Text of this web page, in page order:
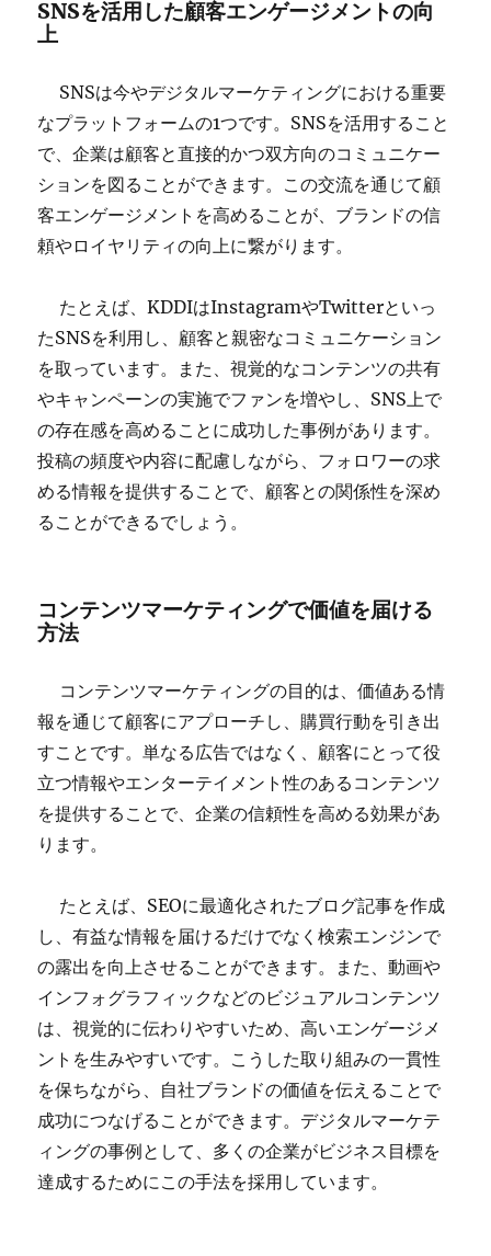
SNSを活用した顧客エンゲージメントの向
上
SNSは今やデジタルマーケティングにおける重要
なプラットフォームの1つです。SNSを活用すること
で、企業は顧客と直接的かつ双方向のコミュニケー
ションを図ることができます。この交流を通じて顧
客エンゲージメントを高めることが、ブランドの信
頼やロイヤリティの向上に繋がります。
たとえば、KDDIはInstagramやTwitterといっ
たSNSを利用し、顧客と親密なコミュニケーション
を取っています。また、視覚的なコンテンツの共有
やキャンペーンの実施でファンを増やし、SNS上で
の存在感を高めることに成功した事例があります。
投稿の頻度や内容に配慮しながら、フォロワーの求
める情報を提供することで、顧客との関係性を深め
ることができるでしょう。
コンテンツマーケティングで価値を届ける
方法
コンテンツマーケティングの目的は、価値ある情
報を通じて顧客にアプローチし、購買行動を引き出
すことです。単なる広告ではなく、顧客にとって役
立つ情報やエンターテイメント性のあるコンテンツ
を提供することで、企業の信頼性を高める効果があ
ります。
たとえば、SEOに最適化されたブログ記事を作成
し、有益な情報を届けるだけでなく検索エンジンで
の露出を向上させることができます。また、動画や
インフォグラフィックなどのビジュアルコンテンツ
は、視覚的に伝わりやすいため、高いエンゲージメ
ントを生みやすいです。こうした取り組みの一貫性
を保ちながら、自社ブランドの価値を伝えることで
成功につなげることができます。デジタルマーケテ
ィングの事例として、多くの企業がビジネス目標を
達成するためにこの手法を採用しています。